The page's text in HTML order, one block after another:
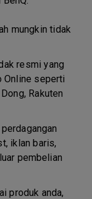
mungkin tidak
resmi yang
Online seperti
Rakuten
iklan baris,
pembelian
produk anda,